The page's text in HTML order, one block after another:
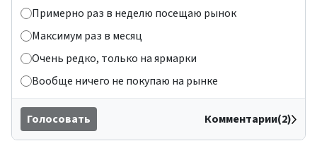
Примерно раз в неделю посещаю рынок
Максимум раз в месяц
Очень редко, только на ярмарки
Вообще ничего не покупаю на рынке
Голосовать Комментарии(2)